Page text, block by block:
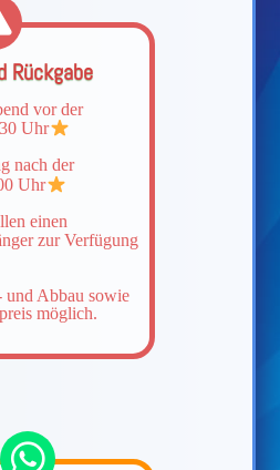
Rückgabe
vor der
Uhr
nach der
Uhr
einen
zur Verfügung
und Abbau sowie
möglich.